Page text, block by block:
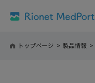
トップページ 製品情報